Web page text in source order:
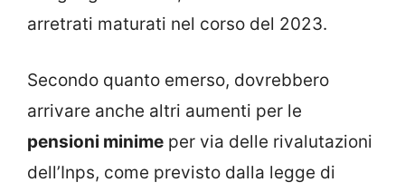
arretrati maturati nel corso del 2023.
Secondo quanto emerso, dovrebbero
arrivare anche altri aumenti per le
pensioni minime per via delle rivalutazioni
dell’Inps, come previsto dalla legge di